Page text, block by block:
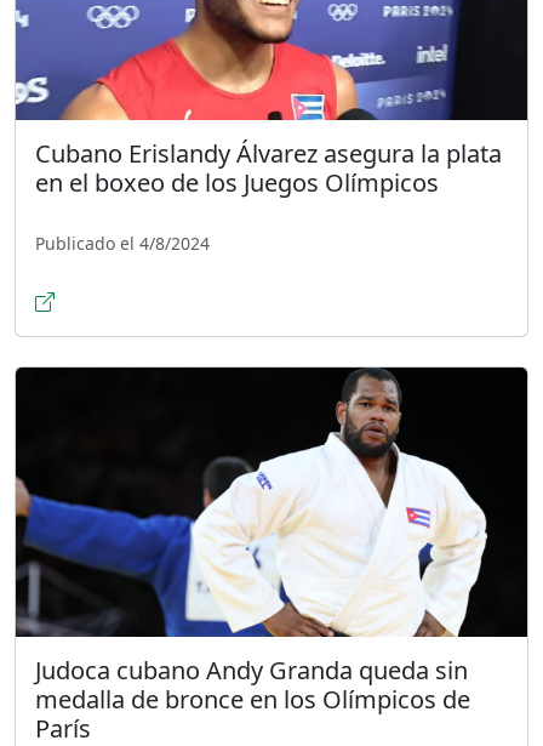
Cubano Erislandy Álvarez asegura la plata
en el boxeo de los Juegos Olímpicos
Publicado el 4/8/2024
Judoca cubano Andy Granda queda sin
medalla de bronce en los Olímpicos de
París